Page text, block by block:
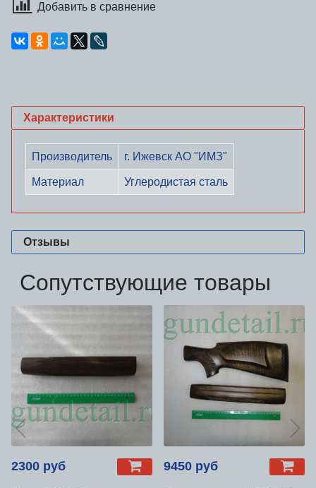
Добавить в сравнение
Характеристики
Производитель г. Ижевск АО "ИМЗ"
Материал Углеродистая сталь
Отзывы
Сопутствующие товары
2300 руб 9450 руб